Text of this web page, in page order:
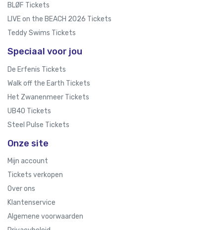
BLØF Tickets
LIVE on the BEACH 2026 Tickets
Teddy Swims Tickets
Speciaal voor jou
De Erfenis Tickets
Walk off the Earth Tickets
Het Zwanenmeer Tickets
UB40 Tickets
Steel Pulse Tickets
Onze site
Mijn account
Tickets verkopen
Over ons
Klantenservice
Algemene voorwaarden